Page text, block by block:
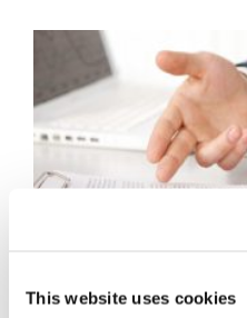
This website uses cookies